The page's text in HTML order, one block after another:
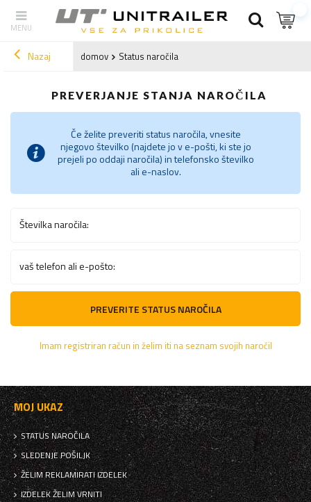
Nazaj domov Status naročila
PREVERJANJE STANJA NAROČILA
Če želite preveriti status naročila, vnesite
njegovo številko (najdete jo v e-pošti, ki ste jo
prejeli po oddaji naročila) in telefonsko številko
ali e-naslov.
Številka naročila:
vaš telefon ali e-pošto:
PREVERITE STATUS NAROČILA
Imam registriran račun in želim iti na seznam svojih naročil
MOJ UKAZ
STATUS NAROČILA
SLEDENJE POŠILJK
ŽELIM REKLAMIRATI IZDELEK
IZDELEK ŽELIM VRNITI